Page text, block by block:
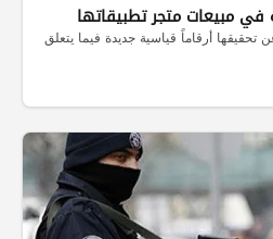
في مبيعات متجر تطبيقاتها
أرقاماً قياسية جديدة فيما يتعلق